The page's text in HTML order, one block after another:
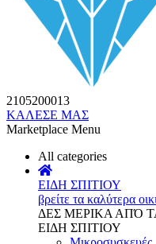
2105200013
ΚΑΛΕΣΕ ΜΑΣ
Marketplace Menu
All categories
ΕΙΔΗ ΣΠΙΤΙΟΥ
βρείτε τα καλύτερα
ΔΕΣ ΜΕΡΙΚΑ ΑΠΌ
ΕΙΔΗ ΣΠΙΤΙΟΥ